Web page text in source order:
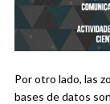
Por otro lado, las
bases de datos